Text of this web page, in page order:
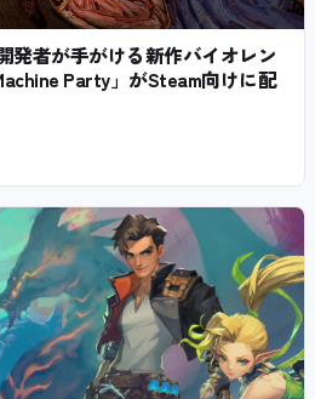
発者が手がける新作バイオレン
Party」がSteam向けに配